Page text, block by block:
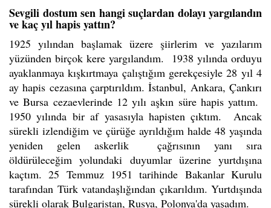
Sevgili dostum sen hangi suçlardan dolayı yargılandın
ve kaç yıl hapis yattın?
1925 yılından başlamak üzere şiirlerim ve yazılarım
yüzünden birçok kere yargılandım. 1938 yılında orduyu
ayaklanmaya kışkırtmaya çalıştığım gerekçesiyle 28 yıl 4
ay hapis cezasına çarptırıldım. İstanbul, Ankara, Çankırı
ve Bursa cezaevlerinde 12 yılı aşkın süre hapis yattım.
1950 yılında bir af yasasıyla hapisten çıktım. Ancak
sürekli izlendiğim ve çürüğe ayrıldığım halde 48 yaşında
yeniden gelen askerlik çağrısının yanı sıra
öldürüleceğim yolundaki duyumlar üzerine yurtdışına
kaçtım. 25 Temmuz 1951 tarihinde Bakanlar Kurulu
tarafından Türk vatandaşlığından çıkarıldım. Yurtdışında
sürekli olarak Bulgaristan, Rusya, Polonya'da yaşadım.